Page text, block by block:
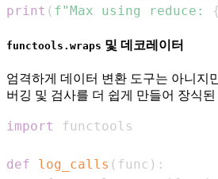
print ( f"Max using reduce: {
functools.wraps 및 데코레이터
엄격하게 데이터 변환 도구는 아니지
버깅 및 검사를 더 쉽게 만들어 장식
import
def log_calls ( func ) :